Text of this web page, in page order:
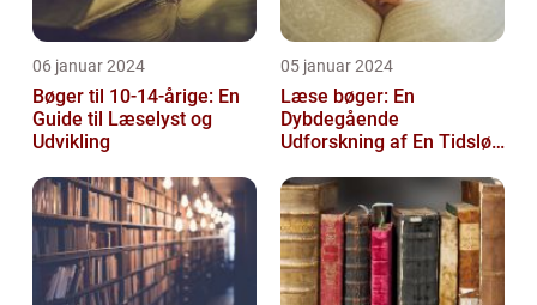
06 januar 2024
Bøger til 10-14-årige: En
Guide til Læselyst og
Udvikling
05 januar 2024
Læse bøger: En
Dybdegående
Udforskning af En Tidsløs